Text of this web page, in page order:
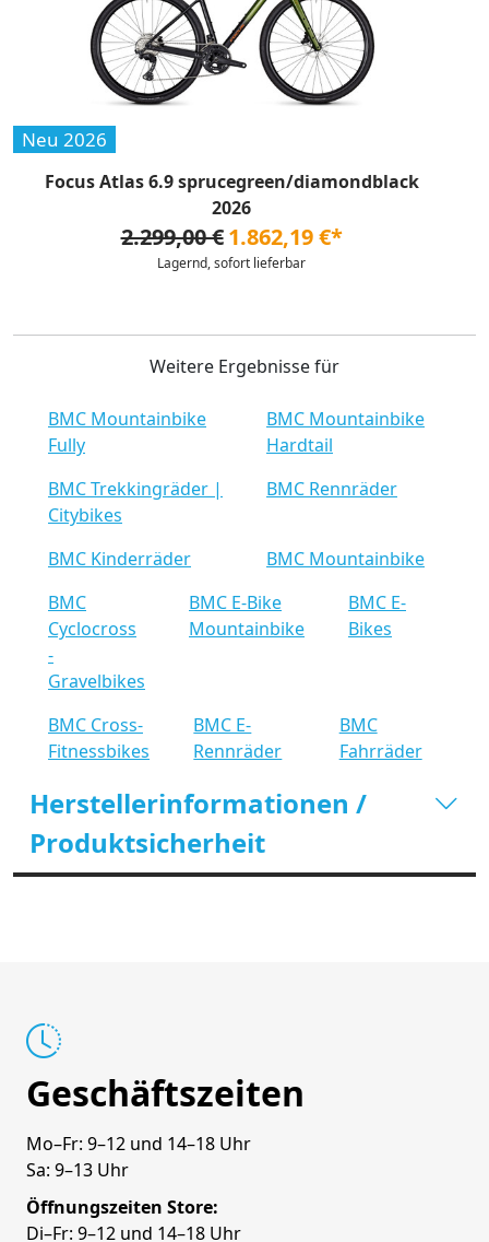
Neu 2026
Focus Atlas 6.9 sprucegreen/diamondblack
2026
2.299,00 € 1.862,19 €*
Lagernd, sofort lieferbar
Weitere Ergebnisse für
BMC Mountainbike
Fully
BMC Mountainbike
Hardtail
BMC Trekkingräder |
Citybikes
BMC Rennräder
BMC Kinderräder
BMC Mountainbike
BMC
Cyclocross
-
Gravelbikes
BMC E-Bike
Mountainbike
BMC E-
Bikes
BMC Cross-
Fitnessbikes
BMC E-
Rennräder
BMC
Fahrräder
Herstellerinformationen /
Produktsicherheit
Geschäftszeiten
Mo–Fr: 9–12 und 14–18 Uhr
Sa: 9–13 Uhr
Öffnungszeiten Store:
Di–Fr: 9–12 und 14–18 Uhr